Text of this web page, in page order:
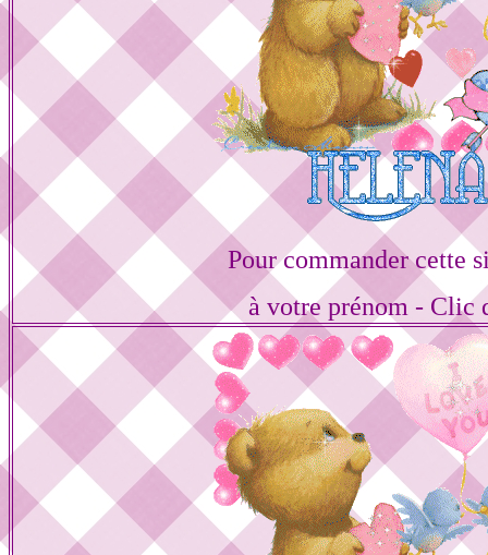
Pour commander cette
à votre prénom - Clic